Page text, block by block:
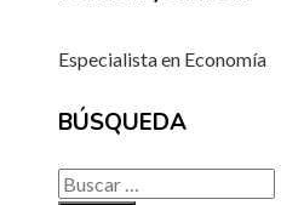
Especialista en Economía
BÚSQUEDA
Buscar: